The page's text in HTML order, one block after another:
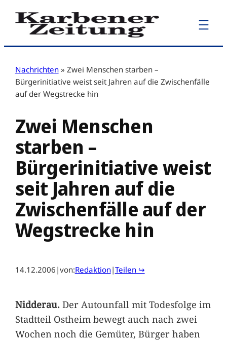
Zum
Inhalt
Nachrichten » Zwei Menschen starben –
Bürgerinitiative weist seit Jahren auf die Zwischenfälle
auf der Wegstrecke hin
Zwei Menschen
starben –
Bürgerinitiative weist
seit Jahren auf die
Zwischenfälle auf der
Wegstrecke hin
14.12.2006 |von:Redaktion|Teilen ↪
Nidderau.Der Autounfall mit Todesfolge im
Stadtteil Ostheim bewegt auch nach zwei
Wochen noch die Gemüter, Bürger haben